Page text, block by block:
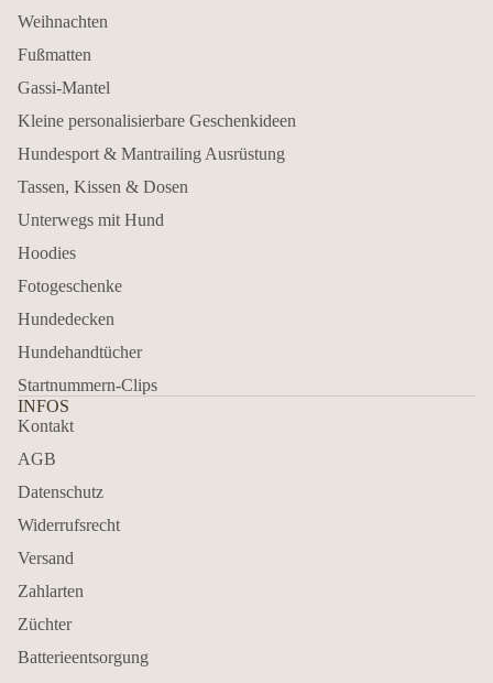
Weihnachten
Fußmatten
Gassi-Mantel
Kleine personalisierbare Geschenkideen
Hundesport & Mantrailing Ausrüstung
Tassen, Kissen & Dosen
Unterwegs mit Hund
Hoodies
Fotogeschenke
Hundedecken
Hundehandtücher
Startnummern-Clips
INFOS
Kontakt
AGB
Datenschutz
Widerrufsrecht
Versand
Zahlarten
Züchter
Batterieentsorgung